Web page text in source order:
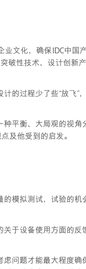
业文化，确保IDC中国
破性技术、设计创新
的过程少了些“放飞”
种平衡、大局观的视角
及他受到的启发。
的模拟测试，试验的机
关于设备使用方面的反
虑问题才能最大程度确